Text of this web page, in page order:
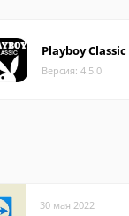
Playboy Classic
Версия: 4.5.0
30 мая 2022